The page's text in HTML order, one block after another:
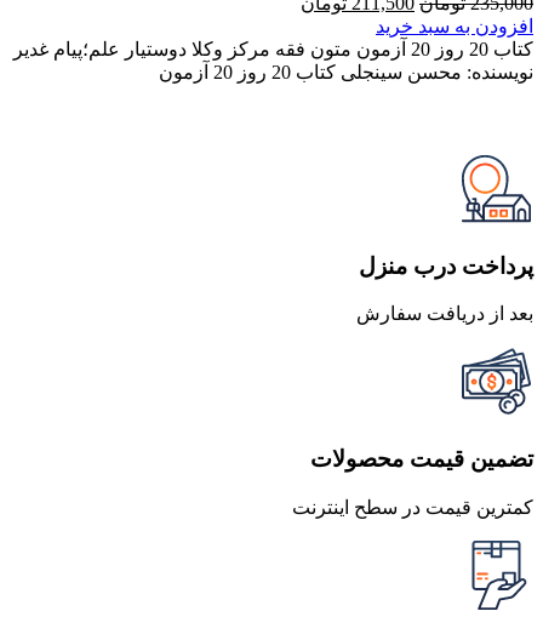
اصلی
235,000 تومان
بود.
211,500 تومان
است.
افزودن به سبد خرید
کتاب 20 روز 20 آزمون متون فقه مرکز وکلا دوستیار علم؛پیام غدیر
نویسنده: محسن سینجلی کتاب 20 روز 20 آزمون
پرداخت درب منزل
بعد از دریافت سفارش
تضمین قیمت محصولات
کمترین قیمت در سطح اینترنت